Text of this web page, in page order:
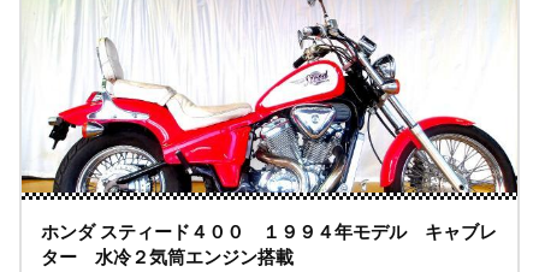
ホンダ スティード４００ １９９４年モデル キャブレ
ター 水冷２気筒エンジン搭載